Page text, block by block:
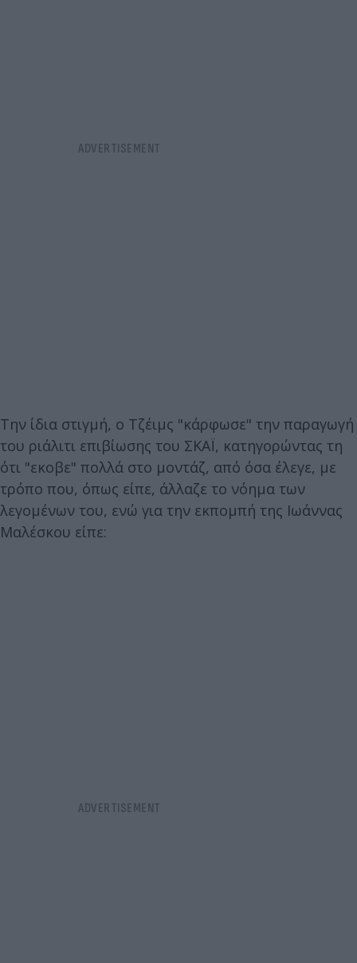
Την ίδια στιγμή, ο Τζέιμς "κάρφωσε" την παραγωγή
του ριάλιτι επιβίωσης του ΣΚΑΪ, κατηγορώντας τη
ότι "εκοβε" πολλά στο μοντάζ, από όσα έλεγε, με
τρόπο που, όπως είπε, άλλαζε το νόημα των
λεγομένων του, ενώ για την εκπομπή της Ιωάννας
Μαλέσκου είπε: